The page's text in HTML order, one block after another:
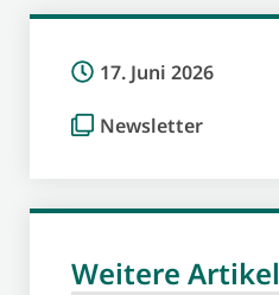
17. Juni 2026
Newsletter
Weitere Artikel